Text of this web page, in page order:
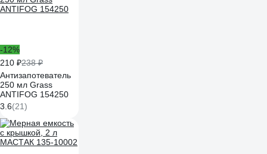
-12%
210 ₽238 ₽
Антизапотеватель
250 мл Grass
ANTIFOG 154250
3.6(21)